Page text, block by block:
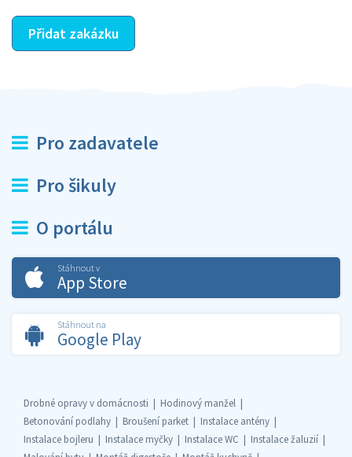
Přidat zakázku
Pro zadavatele
Pro šikuly
O portálu
Stáhnout v
App Store
Stáhnout na
Google Play
Drobné opravy v domácnosti
Hodinový manžel
Betonování podlahy
Broušení parket
Instalace antény
Instalace bojleru
Instalace myčky Instalace WC
Instalace žaluzií